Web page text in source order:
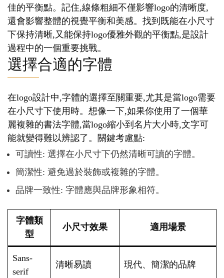
佳的平衡點。記住,線條粗細不僅影響logo的清晰度,
還會影響整體的視覺平衡和美感。找到既能在小尺寸
下保持清晰,又能保持logo優雅外觀的平衡點,是設計
過程中的一個重要挑戰。
選擇合適的字體
在logo設計中,字體的選擇至關重要,尤其是當logo需要
在小尺寸下使用時。想像一下,如果你使用了一個華
麗複雜的書法字體,當logo縮小到名片大小時,文字可
能就變得難以辨認了。關鍵考慮點:
可讀性: 選擇在小尺寸下仍然清晰可讀的字體。
簡潔性: 避免過於裝飾或複雜的字體。
品牌一致性: 字體應與品牌形象相符。
字體類
型
小尺寸效果 適用場景
Sans-
serif
清晰易讀 現代、簡潔的品牌